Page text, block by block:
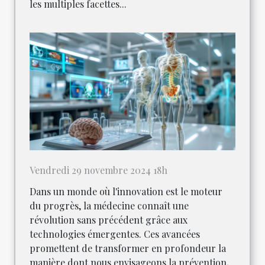
les multiples facettes...
Vendredi 29 novembre 2024 18h
Dans un monde où l'innovation est le moteur
du progrès, la médecine connaît une
révolution sans précédent grâce aux
technologies émergentes. Ces avancées
promettent de transformer en profondeur la
manière dont nous envisageons la prévention,